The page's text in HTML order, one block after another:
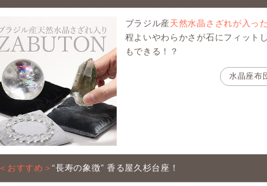
ブラジル産天然水晶さざれが入っ
程よいやわらかさが石にフィット
もできる！？
水晶座布
＜おすすめ＞“長寿の象徴” 香る屋久杉台座！